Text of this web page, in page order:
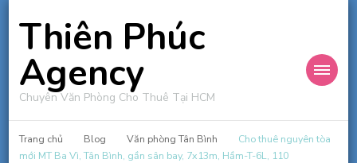
Thiên Phúc
Agency
Chuyên Văn Phòng Cho Thuê Tại HCM
Trang chủ Blog Văn phòng Tân Bình
Cho thuê nguyên tòa
mới MT Ba Vì, Tân Bình, gần sân bay, 7x13m, Hầm-T-6L, 110